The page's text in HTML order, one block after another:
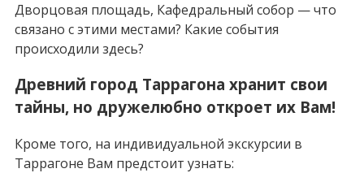
Дворцовая площадь, Кафедральный собор — что
связано с этими местами? Какие события
происходили здесь?
Древний город Таррагона хранит свои
тайны, но дружелюбно откроет их Вам!
Кроме того, на индивидуальной экскурсии в
Таррагоне Вам предстоит узнать: